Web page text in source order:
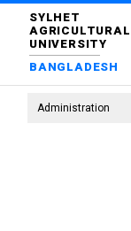
SYLHET
AGRICULTURAL
UNIVERSITY
BANGLADESH
Administration